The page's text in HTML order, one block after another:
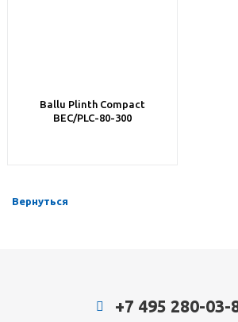
Ballu Plinth Compact
BEC/PLC-80-300
Вернуться
+7 495 280-03-